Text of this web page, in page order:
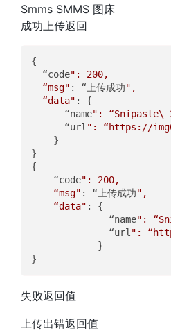
Smms SMMS 图床
成功上传返回
{
  “code
": 200,
  “msg"
: “上传成功",
  “data"
: {
      “name
":
      “url
": “https://
    }
}
{
    “code
": 200,
    “msg"
: “上传成功",
    “data"
: {
              “name
":
              “url
":
            }
失败返回值
上传出错返回值